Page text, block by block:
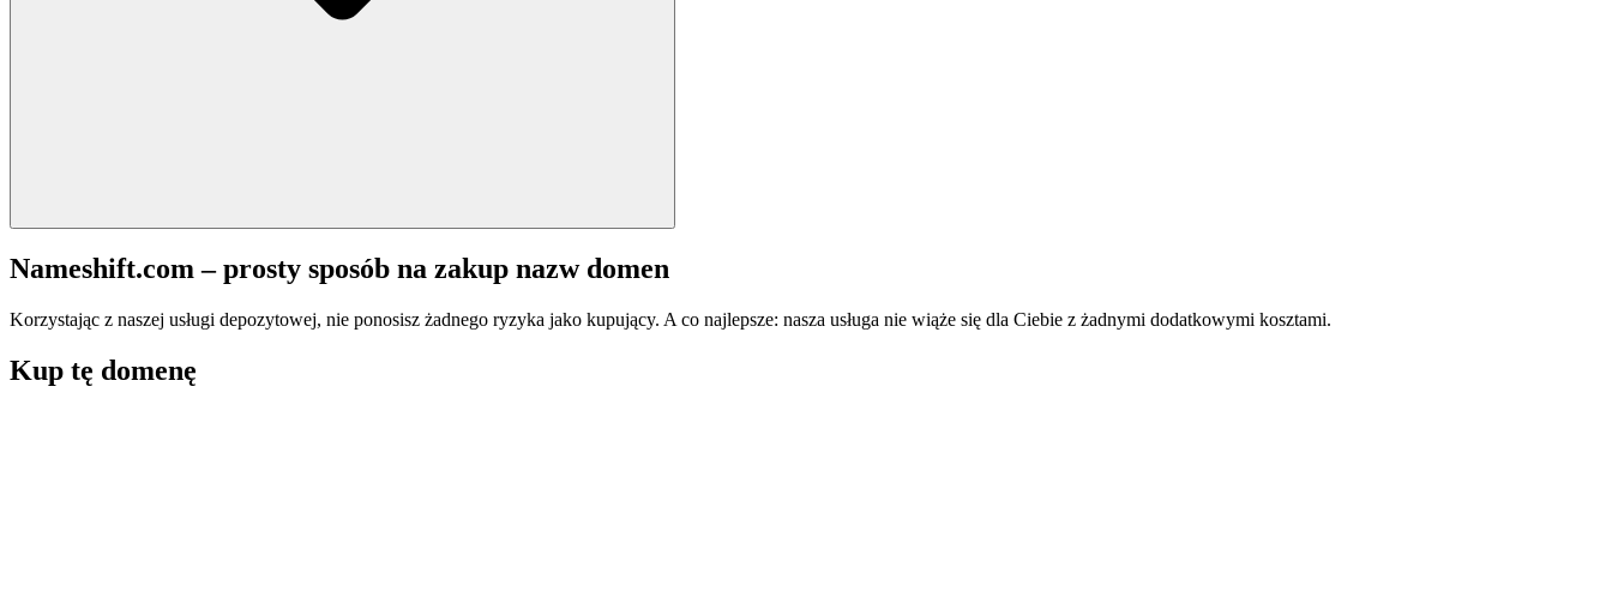
Nameshift.com – prosty sposób na zakup nazw domen
Korzystając z naszej usługi depozytowej, nie ponosisz żadnego ryzyka jako kupujący. A co najlepsze: nasza usługa nie wiąże się dla Ciebie z żadnymi dodatkowymi kosztami.
Kup tę domenę